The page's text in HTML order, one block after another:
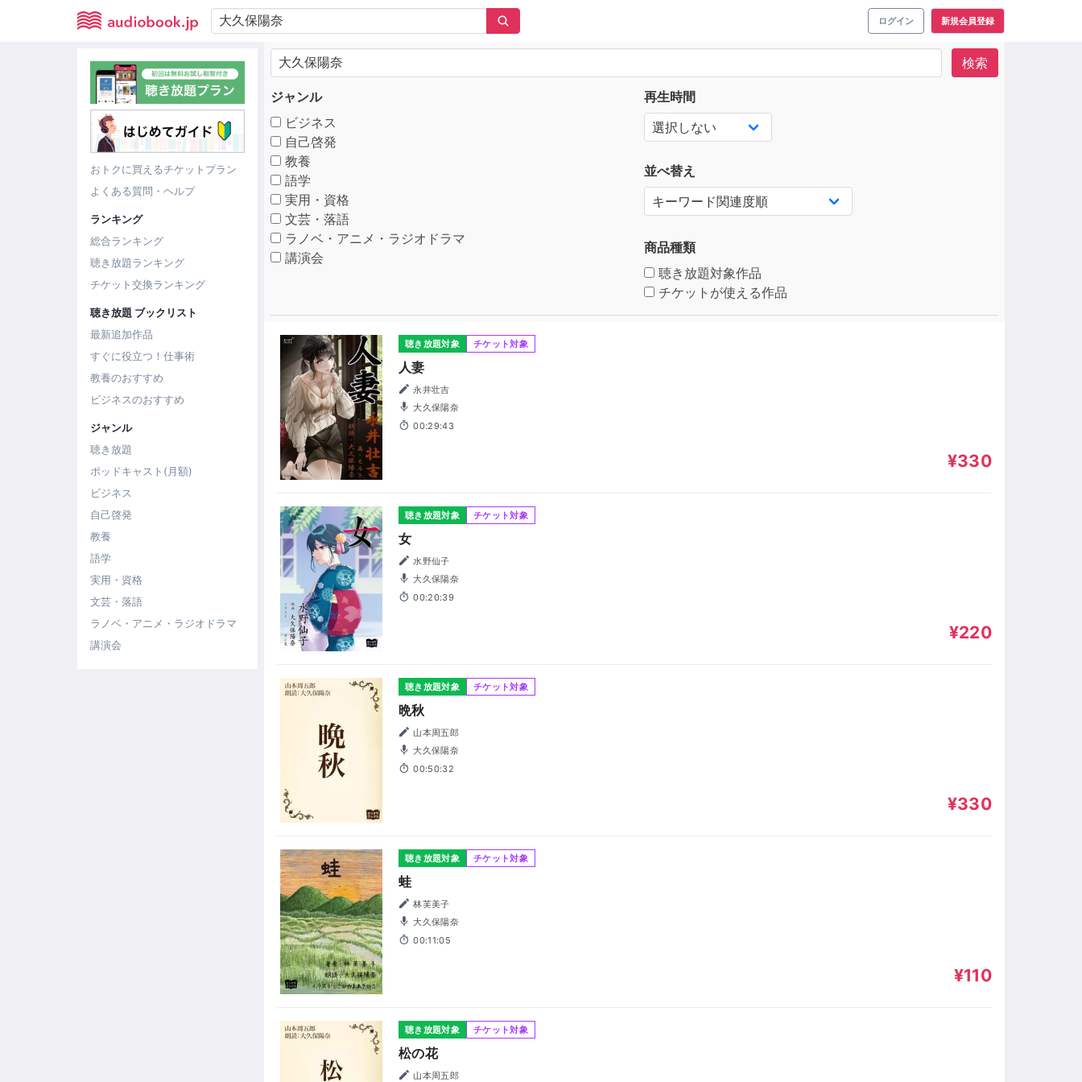
ログイン 新規会員登録
おトクに買えるチケットプラン
よくある質問・ヘルプ
ランキング
総合ランキング
聴き放題ランキング
チケット交換ランキング
聴き放題 ブックリスト
最新追加作品
すぐに役立つ！仕事術
教養のおすすめ
ビジネスのおすすめ
ジャンル
聴き放題
ポッドキャスト(月額)
ビジネス
自己啓発
教養
語学
実用・資格
文芸・落語
ラノベ・アニメ・ラジオドラマ
講演会
検索
ジャンル
ビジネス
自己啓発
教養
語学
実用・資格
文芸・落語
ラノベ・アニメ・ラジオドラマ
講演会
再生時間
並べ替え
商品種類
聴き放題対象作品
チケットが使える作品
聴き放題対象 チケット対象
人妻
永井壮吉
大久保陽奈
00:29:43
¥330
聴き放題対象 チケット対象
女
水野仙子
大久保陽奈
00:20:39
¥220
聴き放題対象 チケット対象
晩秋
山本周五郎
大久保陽奈
00:50:32
¥330
聴き放題対象 チケット対象
蛙
林芙美子
大久保陽奈
00:11:05
¥110
聴き放題対象 チケット対象
松の花
山本周五郎